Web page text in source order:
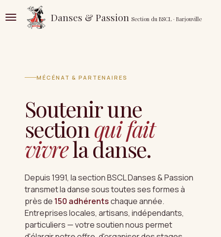
Passer
au
Danses & Passion Section du BSCL · Barjouville
MÉCÉNAT & PARTENAIRES
Soutenir une
sectionqui fait
vivrela danse.
Depuis 1991, la section BSCL Danses & Passion
transmet la danse sous toutes ses formes à
près de 150 adhérentschaque année.
Entreprises locales, artisans, indépendants,
particuliers — votre soutien nous permet